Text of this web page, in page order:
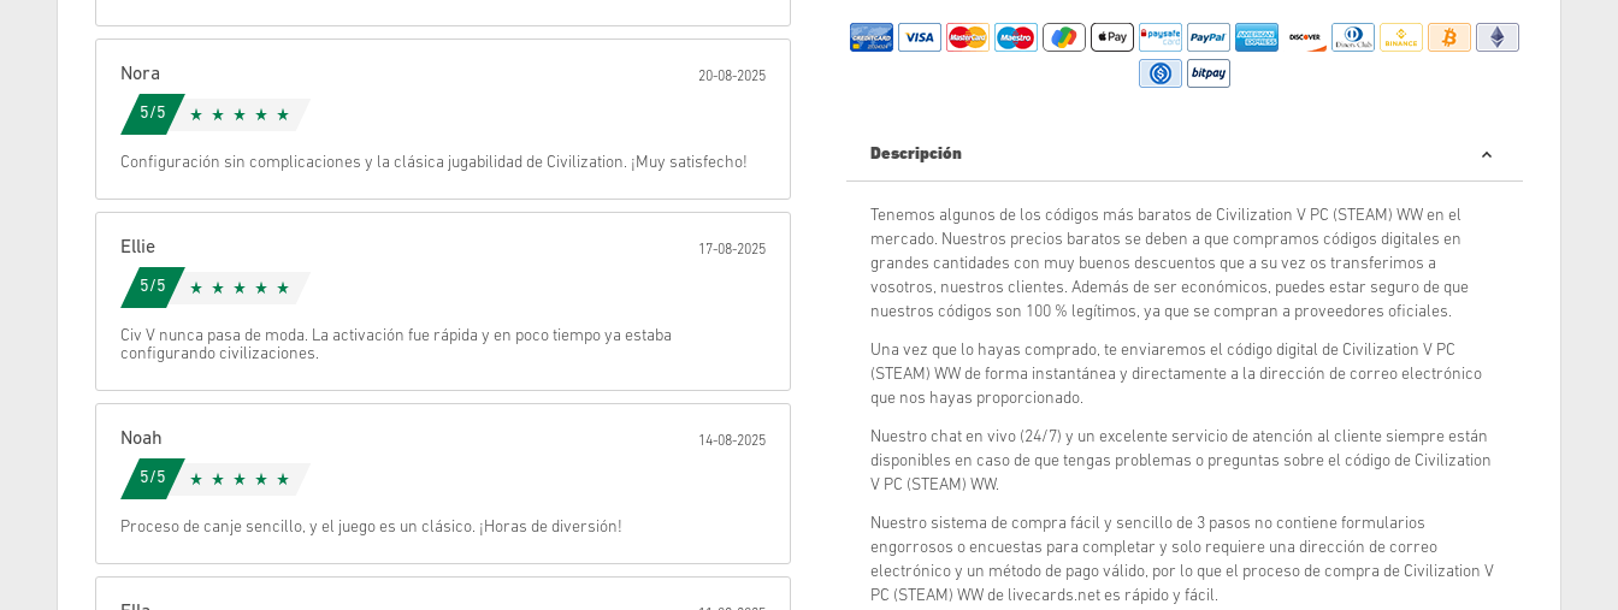
Cancelar
Nora 20-08-2025
5/5
Configuración sin complicaciones y la clásica jugabilidad de Civilization. ¡Muy satisfecho!
Ellie 17-08-2025
5/5
Civ V nunca pasa de moda. La activación fue rápida y en poco tiempo ya estaba
configurando civilizaciones.
Noah 14-08-2025
5/5
Proceso de canje sencillo, y el juego es un clásico. ¡Horas de diversión!
Descripción
Tenemos algunos de los códigos más baratos de Civilization V PC (STEAM) WW en el
mercado. Nuestros precios baratos se deben a que compramos códigos digitales en
grandes cantidades con muy buenos descuentos que a su vez os transferimos a
vosotros, nuestros clientes. Además de ser económicos, puedes estar seguro de que
nuestros códigos son 100 % legítimos, ya que se compran a proveedores oficiales.
Una vez que lo hayas comprado, te enviaremos el código digital de Civilization V PC
(STEAM) WW de forma instantánea y directamente a la dirección de correo electrónico
que nos hayas proporcionado.
Nuestro chat en vivo (24/7) y un excelente servicio de atención al cliente siempre están
disponibles en caso de que tengas problemas o preguntas sobre el código de Civilization
V PC (STEAM) WW.
Nuestro sistema de compra fácil y sencillo de 3 pasos no contiene formularios
engorrosos o encuestas para completar y solo requiere una dirección de correo
electrónico y un método de pago válido, por lo que el proceso de compra de Civilization V
PC (STEAM) WW de livecards.net es rápido y fácil.